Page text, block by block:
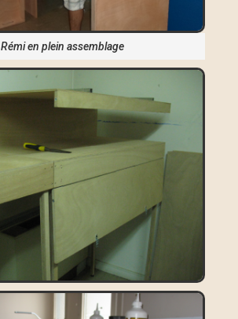
Rémi en plein assemblage